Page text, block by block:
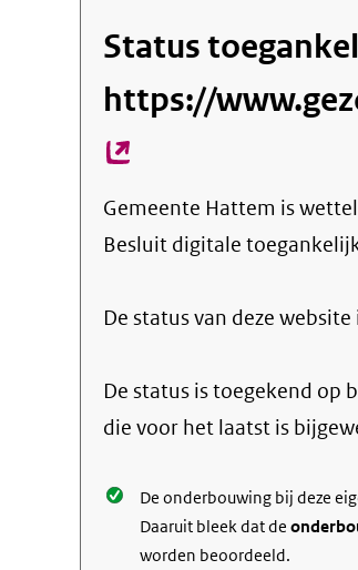
Status
https://
Gemeente Hattem is
Besluit digitale
De status van deze website
De status is toegekend op
die voor het laatst is
De onderbouwing bij deze
Daaruit bleek dat de
worden beoordeeld.